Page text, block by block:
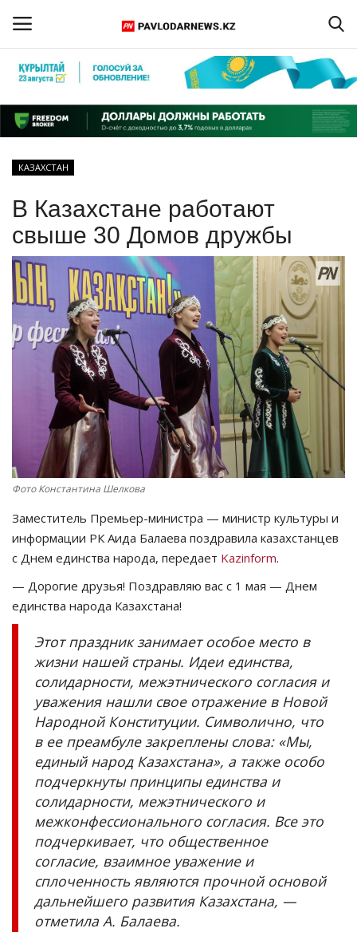
Регистрация
Главная
ПАВЛОДАРСКАЯ ОБЛАСТЬ
КАЗАХСТАН
МИР
СПЕЦПРОЕКТЫ
СПОРТ
Чек-лист
РАЗВЛЕЧЕНИЯ
Курултай
Язык
КАЗАХСТАН
В Казахстане работают
свыше 30 Домов дружбы
Фото Константина Шелкова
Заместитель Премьер-министра — министр культуры и
информации РК Аида Балаева поздравила казахстанцев
с Днем единства народа, передает Kazinform.
— Дорогие друзья! Поздравляю вас с 1 мая — Днем
единства народа Казахстана!
Этот праздник занимает особое место в
жизни нашей страны. Идеи единства,
солидарности, межэтнического согласия и
уважения нашли свое отражение в Новой
Народной Конституции. Символично, что
в ее преамбуле закреплены слова: «Мы,
единый народ Казахстана», а также особо
подчеркнуты принципы единства и
солидарности, межэтнического и
межконфессионального согласия. Все это
подчеркивает, что общественное
согласие, взаимное уважение и
сплоченность являются прочной основой
дальнейшего развития Казахстана, —
отметила А. Балаева.